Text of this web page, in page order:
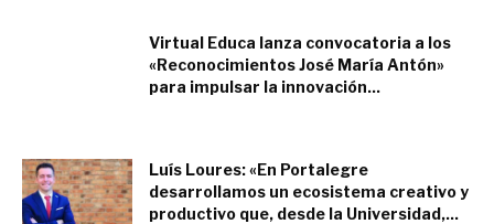
Virtual Educa lanza convocatoria a los
«Reconocimientos José María Antón»
para impulsar la innovación...
Luís Loures: «En Portalegre
desarrollamos un ecosistema creativo y
productivo que, desde la Universidad,...